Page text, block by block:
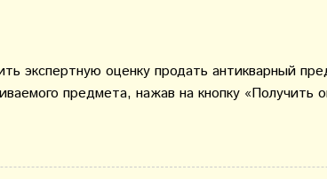
экспертную оценку продать антикварный
предмета, нажав на кнопку «Получить